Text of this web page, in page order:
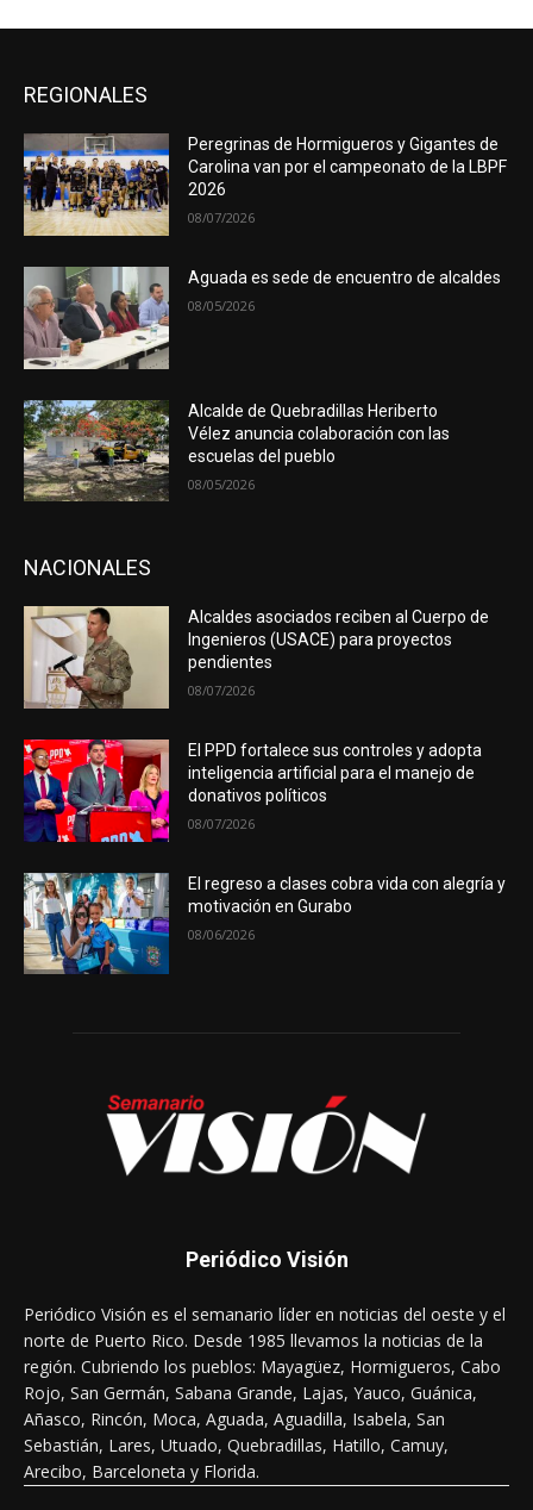
REGIONALES
Peregrinas de Hormigueros y Gigantes de
Carolina van por el campeonato de la LBPF
2026
08/07/2026
Aguada es sede de encuentro de alcaldes
08/05/2026
Alcalde de Quebradillas Heriberto
Vélez anuncia colaboración con las
escuelas del pueblo
08/05/2026
NACIONALES
Alcaldes asociados reciben al Cuerpo de
Ingenieros (USACE) para proyectos
pendientes
08/07/2026
El PPD fortalece sus controles y adopta
inteligencia artificial para el manejo de
donativos políticos
08/07/2026
El regreso a clases cobra vida con alegría y
motivación en Gurabo
08/06/2026
Periódico Visión
Periódico Visión es el semanario líder en noticias del oeste y el
norte de Puerto Rico. Desde 1985 llevamos la noticias de la
región. Cubriendo los pueblos: Mayagüez, Hormigueros, Cabo
Rojo, San Germán, Sabana Grande, Lajas, Yauco, Guánica,
Añasco, Rincón, Moca, Aguada, Aguadilla, Isabela, San
Sebastián, Lares, Utuado, Quebradillas, Hatillo, Camuy,
Arecibo, Barceloneta y Florida.